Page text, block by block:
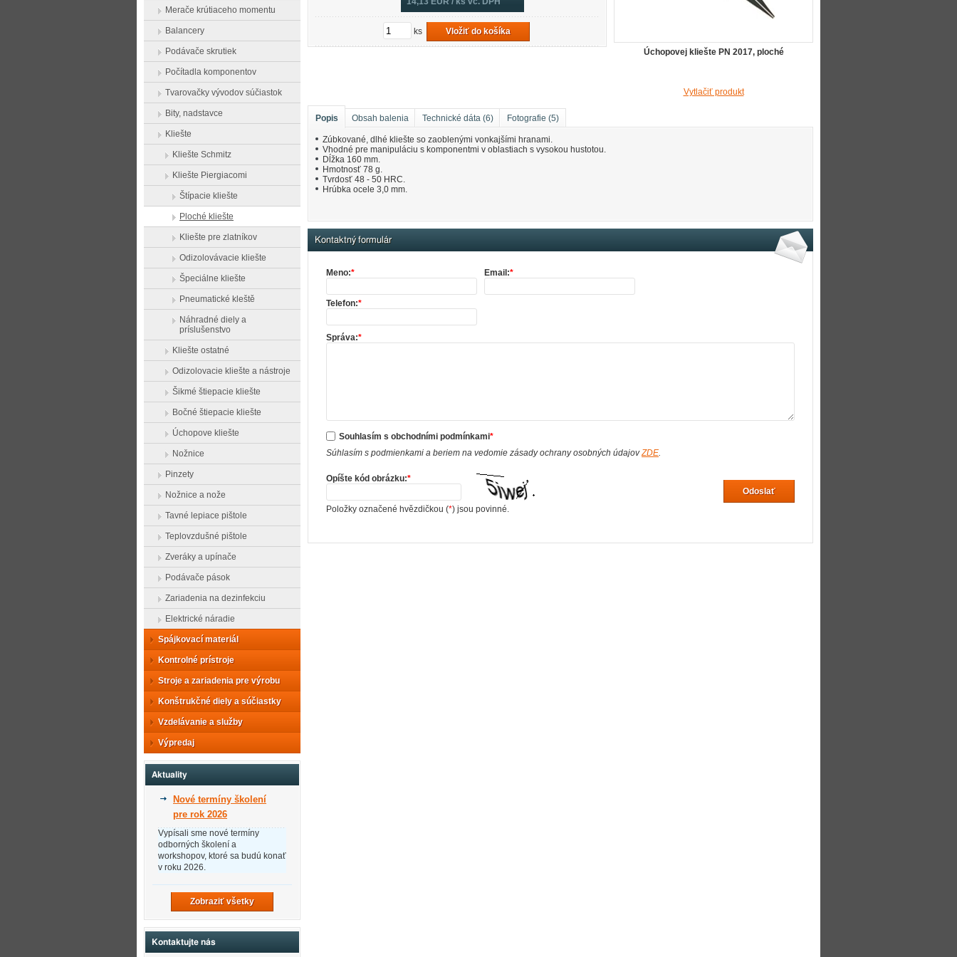
ks Vložiť do košíka
Úchopovej kliešte PN 2017, ploché
Vytlačiť produkt
Popis Obsah balenia Technické dáta (6) Fotografie (5)
Zúbkované, dlhé kliešte so zaoblenými vonkajšími hranami.
Vhodné pre manipuláciu s komponentmi v oblastiach s vysokou hustotou.
Dĺžka 160 mm.
Hmotnosť 78 g.
Tvrdosť 48 - 50 HRC.
Hrúbka ocele 3,0 mm.
Kontaktný formulár
Meno:* Email:*
Telefon:*
Správa:*
Souhlasím s obchodními podmínkami*
Súhlasím s podmienkami a beriem na vedomie zásady ochrany osobných údajovZDE.
Opíšte kód obrázku:*
Položky označené hvězdičkou (*) jsou povinné.
Odoslať
Merače krútiaceho momentu
Balancery
Podávače skrutiek
Počítadla komponentov
Tvarovačky vývodov súčiastok
Bity, nadstavce
Kliešte
Kliešte Schmitz
Kliešte Piergiacomi
Štípacie kliešte
Ploché kliešte
Kliešte pre zlatníkov
Odizolovávacie kliešte
Špeciálne kliešte
Pneumatické kleště
Náhradné diely a
príslušenstvo
Kliešte ostatné
Odizolovacie kliešte a nástroje
Šikmé štiepacie kliešte
Bočné štiepacie kliešte
Úchopove kliešte
Nožnice
Pinzety
Nožnice a nože
Tavné lepiace pištole
Teplovzdušné pištole
Zveráky a upínače
Podávače pások
Zariadenia na dezinfekciu
Elektrické náradie
Spájkovací materiál
Kontrolné prístroje
Stroje a zariadenia pre výrobu
Konštrukčné diely a súčiastky
Vzdelávanie a služby
Výpredaj
Aktuality
Nové termíny školení
pre rok 2026
Vypísali sme nové termíny
odborných školení a
workshopov, ktoré sa budú konať
v roku 2026.
Zobraziť všetky
Kontaktujte nás